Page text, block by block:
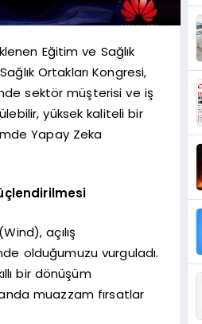
Eğitim ve Sağlık
Ortakları Kongresi,
sektör müşterisi ve iş
yüksek kaliteli bir
Yapay Zeka
açılış
olduğumuzu vurguladı.
bir dönüşüm
muazzam fırsatlar